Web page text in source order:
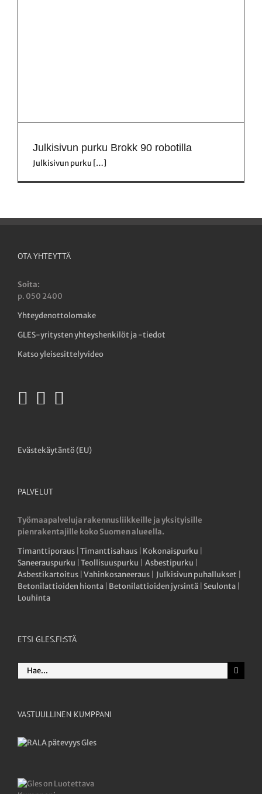
Julkisivun purku Brokk 90 robotilla
Julkisivun purku […]
OTA YHTEYTTÄ
Soita:
p. 050 2400
Yhteydenottolomake
GLES-yritysten yhteyshenkilöt ja -tiedot
Katso yleisesittelyvideo
Evästekäytäntö (EU)
PALVELUT
Työmaapalveluja rakennusliikkeille ja yksityisille
pienrakentajille koko Suomen alueella.
Timanttiporaus Timanttisahaus Kokonaispurku
Saneerauspurku Teollisuuspurku Asbestipurku
Asbestikartoitus Vahinkosaneeraus Julkisivun puhallukset
Betonilattioiden hionta Betonilattioiden jyrsintä Seulonta
Louhinta
ETSI GLES.FI:STÄ
Etsi
...
VASTUULLINEN KUMPPANI